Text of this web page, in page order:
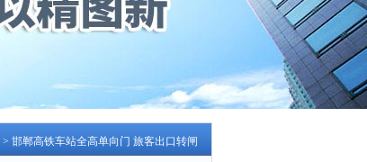
> 邯郸高铁车站全高单向门 旅客出口转闸